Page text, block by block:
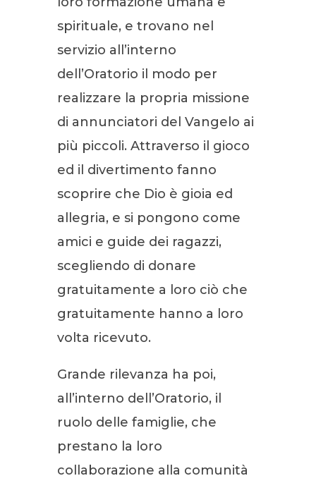
spirituale, e trovano nel
servizio all’interno
dell’Oratorio il modo per
realizzare la propria missione
di annunciatori del Vangelo ai
più piccoli. Attraverso il gioco
ed il divertimento fanno
scoprire che Dio è gioia ed
allegria, e si pongono come
amici e guide dei ragazzi,
scegliendo di donare
gratuitamente a loro ciò che
gratuitamente hanno a loro
volta ricevuto.
Grande rilevanza ha poi,
all’interno dell’Oratorio, il
ruolo delle famiglie, che
prestano la loro
collaborazione alla comunità